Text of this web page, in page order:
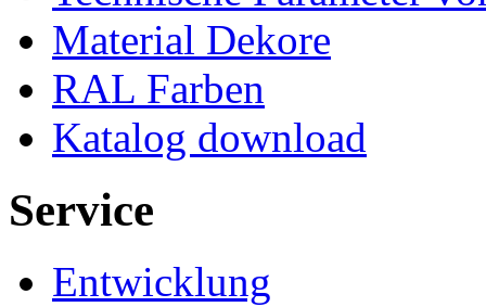
Material Dekore
RAL Farben
Katalog download
Service
Entwicklung